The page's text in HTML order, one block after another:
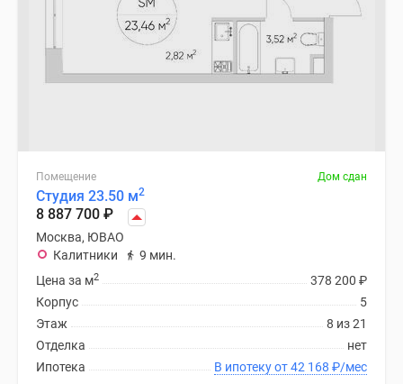
Помещение Дом сдан
Студия 23.50 м2
8 887 700 ₽
Москва, ЮВАО
Калитники
9 мин.
378 200 ₽
Цена за м2
5
Корпус
8 из 21
Этаж
нет
Отделка
В ипотеку от 42 168 ₽/мес
Ипотека